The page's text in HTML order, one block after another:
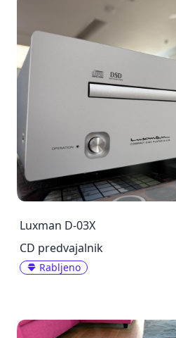
Luxman D-03X
CD predvajalnik
Rabljeno